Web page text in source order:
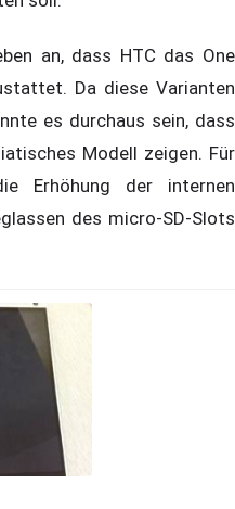
an, dass HTC das One
Da diese Varianten
es durchaus sein, dass
Modell zeigen. Für
Erhöhung der internen
des micro-SD-Slots